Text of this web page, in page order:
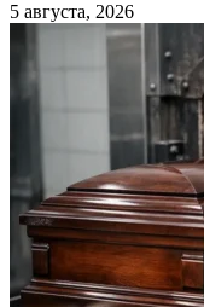
5 августа, 2026